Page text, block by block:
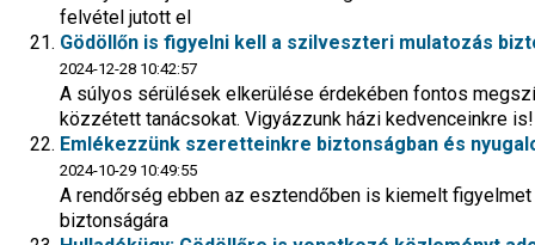
felvétel jutott el
Gödöllőn is figyelni kell a szilveszteri mulatozás
2024-12-28 10:42:57
A súlyos sérülések elkerülése érdekében fontos
közzétett tanácsokat. Vigyázzunk házi kedvenceinkre is!
Emlékezzünk szeretteinkre biztonságban és
2024-10-29 10:49:55
A rendőrség ebben az esztendőben is kiemelt
biztonságára